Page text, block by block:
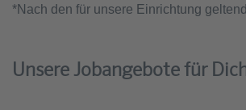
*Nach den für unsere Einrichtung
Unsere Jobangebote für